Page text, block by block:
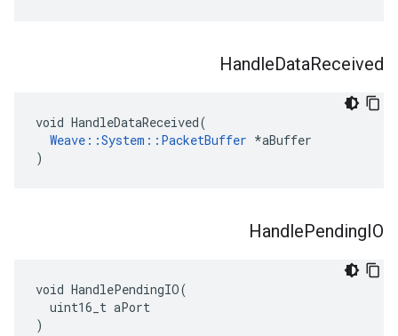
HandleDataReceived
void HandleDataReceived(
Weave::System::PacketBuffer *aBuffer
)
HandlePendingIO
void HandlePendingIO(
  uint16_t aPort
)